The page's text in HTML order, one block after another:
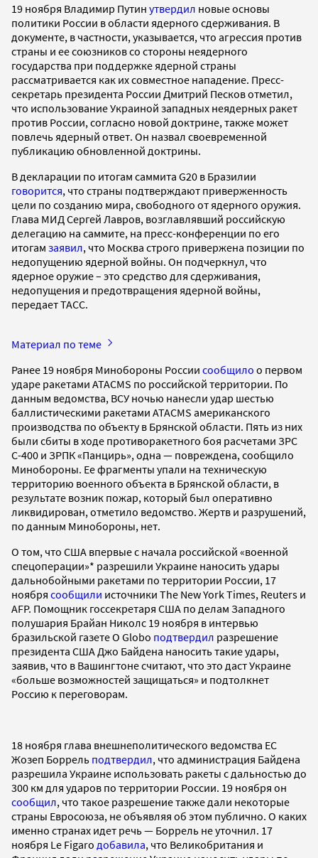
19 ноября Владимир Путин утвердил новые основы
политики России в области ядерного сдерживания. В
документе, в частности, указывается, что агрессия против
страны и ее союзников со стороны неядерного
государства при поддержке ядерной страны
рассматривается как их совместное нападение. Пресс-
секретарь президента России Дмитрий Песков отметил,
что использование Украиной западных неядерных ракет
против России, согласно новой доктрине, также может
повлечь ядерный ответ. Он назвал своевременной
публикацию обновленной доктрины.
В декларации по итогам саммита G20 в Бразилии
говорится, что страны подтверждают приверженность
цели по созданию мира, свободного от ядерного оружия.
Глава МИД Сергей Лавров, возглавлявший российскую
делегацию на саммите, на пресс-конференции по его
итогам заявил, что Москва строго привержена позиции по
недопущению ядерной войны. Он подчеркнул, что
ядерное оружие – это средство для сдерживания,
недопущения и предотвращения ядерной войны,
передает ТАСС.
Материал по теме
Ранее 19 ноября Минобороны России сообщило о первом
ударе ракетами ATACMS по российской территории. По
данным ведомства, ВСУ ночью нанесли удар шестью
баллистическими ракетами ATACMS американского
производства по объекту в Брянской области. Пять из них
были сбиты в ходе противоракетного боя расчетами ЗРС
С-400 и ЗРПК «Панцирь», одна — повреждена, сообщило
Минобороны. Ее фрагменты упали на техническую
территорию военного объекта в Брянской области, в
результате возник пожар, который был оперативно
ликвидирован, отметило ведомство. Жертв и разрушений,
по данным Минобороны, нет.
О том, что США впервые с начала российской «военной
спецоперации»* разрешили Украине наносить удары
дальнобойными ракетами по территории России, 17
ноября сообщили источники The New York Times, Reuters и
AFP. Помощник госсекретаря США по делам Западного
полушария Брайан Николс 19 ноября в интервью
бразильской газете O Globo подтвердил разрешение
президента США Джо Байдена наносить такие удары,
заявив, что в Вашингтоне считают, что это даст Украине
«больше возможностей защищаться» и подтолкнет
Россию к переговорам.
18 ноября глава внешнеполитического ведомства ЕС
Жозеп Боррель подтвердил, что администрация Байдена
разрешила Украине использовать ракеты с дальностью до
300 км для ударов по территории России. 19 ноября он
сообщил, что такое разрешение также дали некоторые
страны Евросоюза, не объявляя об этом публично. О каких
именно странах идет речь — Боррель не уточнил. 17
ноября Le Figaro добавила, что Великобритания и